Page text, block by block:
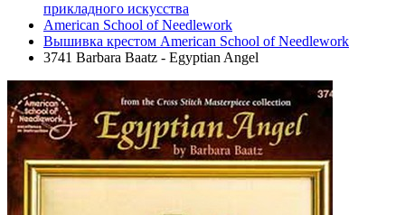
прикладного искусства
American School of Needlework
Вышивка крестом American School of Needlework
3741 Barbara Baatz - Egyptian Angel